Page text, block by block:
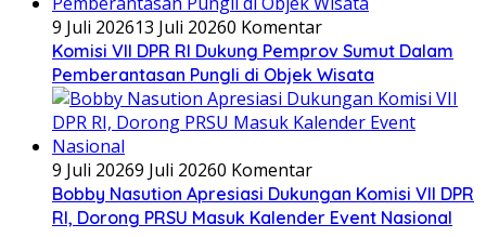
9 Juli 202613 Juli 20260 Komentar
Komisi VII DPR RI Dukung Pemprov Sumut Dalam
Pemberantasan Pungli di Objek Wisata
9 Juli 20269 Juli 20260 Komentar
Bobby Nasution Apresiasi Dukungan Komisi VII DPR
RI, Dorong PRSU Masuk Kalender Event Nasional